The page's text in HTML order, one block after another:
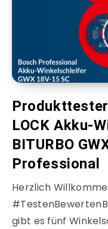
LOCK Akku-
BITURBO
Professional
Herzlich
gibt es fünf